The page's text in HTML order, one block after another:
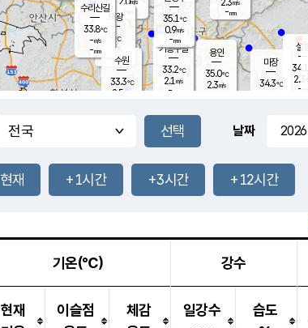
- mm
-mm
-mm
용인
35.0℃
2.3m/s
m/s
-mm
33.3
℃
33.5℃
2.6m/s
-mm
마장
34.3℃
의왕
- ℃
m/s
mm
설봉
34.1
2.3
- mm
-mm
기흥구갈
33.2℃
2.1 m/s
-
수리산길
33.8℃
-m/s
-mm
35.1℃
0.9m/s
-mm
수원
33.3℃
2.5 m/s
날짜
현재 +1시간 +3시간 +12시간
기온(℃) 강수
현재
이슬점
체감
일강수
습도